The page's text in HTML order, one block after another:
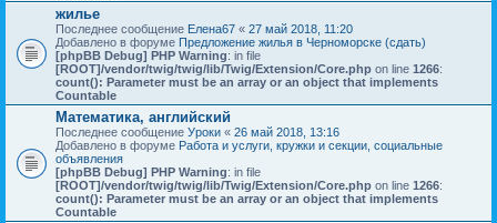
жилье
Последнее сообщение Елена67 « 27 май 2018, 11:20
Добавлено в форуме Предложение жилья в Черноморске (сдать)
[phpBB Debug] PHP Warning: in file
[ROOT]/vendor/twig/twig/lib/Twig/Extension/Core.php on line 1266:
count(): Parameter must be an array or an object that implements
Countable
Математика, английский
Последнее сообщение Уроки « 26 май 2018, 13:16
Добавлено в форуме Работа и услуги, кружки и секции, социальные
объявления
[phpBB Debug] PHP Warning: in file
[ROOT]/vendor/twig/twig/lib/Twig/Extension/Core.php on line 1266:
count(): Parameter must be an array or an object that implements
Countable